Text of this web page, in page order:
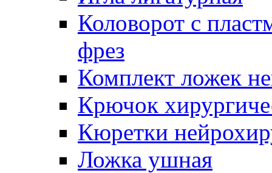
Коловорот с
фрез
Комплект ложек
Крючок
Кюретки
Ложка ушная